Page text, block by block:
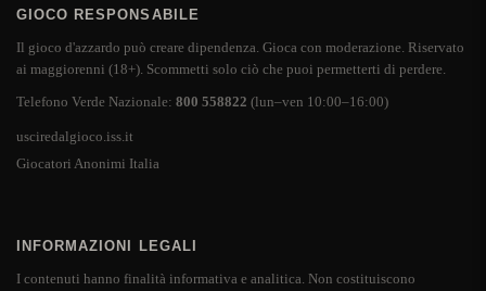
GIOCO RESPONSABILE
Il gioco d'azzardo può creare dipendenza. Gioca con moderazione. Riservato
ai maggiorenni (18+). Scommetti solo ciò che puoi permetterti di perdere.
Telefono Verde Nazionale: 800 558822 (lun–ven 10:00–16:00)
usciredalgioco.iss.it
Giocatori Anonimi Italia
INFORMAZIONI LEGALI
I contenuti hanno finalità informativa e analitica. Non costituiscono